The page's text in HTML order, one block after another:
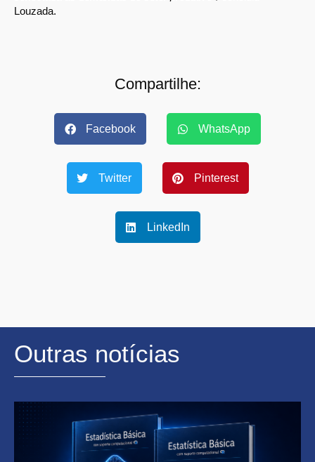
Louzada.
Compartilhe:
Facebook WhatsApp
Twitter Pinterest
LinkedIn
Outras notícias